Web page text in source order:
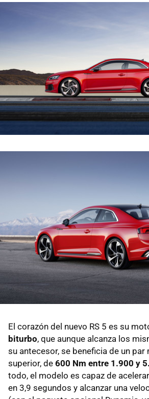
El corazón del nuevo RS 5 es su
biturbo, que aunque alcanza los
su antecesor, se beneficia de un
superior, de 600 Nm entre 1.900 y
todo, el modelo es capaz de
en 3,9 segundos y alcanzar una